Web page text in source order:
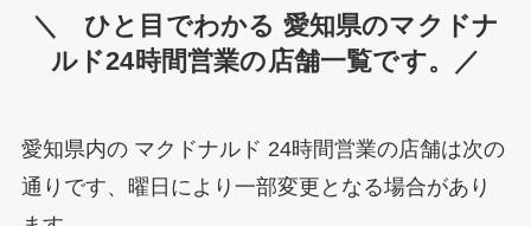
＼ ひと目でわかる 愛知県のマクドナ
ルド24時間営業の店舗一覧です。／
愛知県内の マクドナルド 24時間営業の店舗は次の
通りです、曜日により一部変更となる場合があり